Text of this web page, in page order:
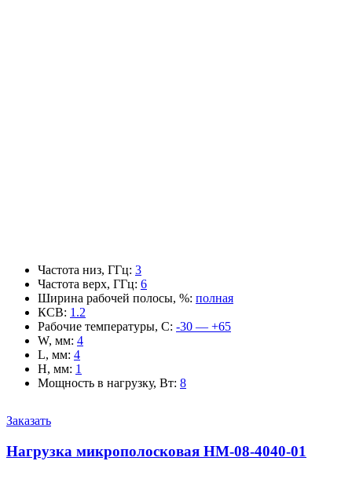
Частота низ, ГГц: 3
Частота верх, ГГц: 6
Ширина рабочей полосы, %: полная
КСВ: 1.2
Рабочие температуры, С: -30 — +65
W, мм: 4
L, мм: 4
H, мм: 1
Мощность в нагрузку, Вт: 8
Заказать
Нагрузка микрополосковая НМ-08-4040-01